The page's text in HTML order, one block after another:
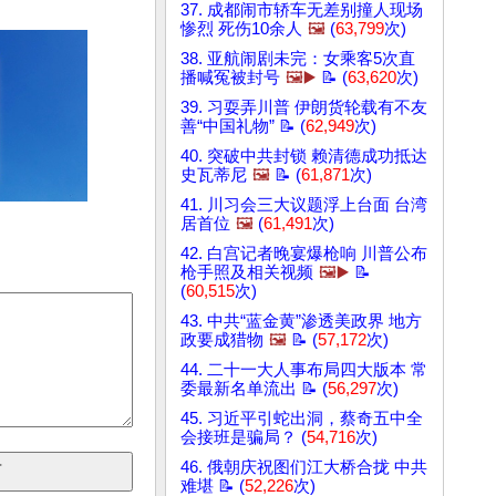
37. 成都闹市轿车无差别撞人现场
惨烈 死伤10余人 🖼️ (63,799次)
38. 亚航闹剧未完：女乘客5次直
播喊冤被封号 🖼️▶️ 📝 (63,620次)
39. 习耍弄川普 伊朗货轮载有不友
善“中国礼物” 📝 (62,949次)
40. 突破中共封锁 赖清德成功抵达
史瓦蒂尼 🖼️ 📝 (61,871次)
41. 川习会三大议题浮上台面 台湾
居首位 🖼️ (61,491次)
42. 白宫记者晚宴爆枪响 川普公布
枪手照及相关视频 🖼️▶️ 📝
(60,515次)
43. 中共“蓝金黄”渗透美政界 地方
政要成猎物 🖼️ 📝 (57,172次)
44. 二十一大人事布局四大版本 常
委最新名单流出 📝 (56,297次)
45. 习近平引蛇出洞，蔡奇五中全
会接班是骗局？ (54,716次)
46. 俄朝庆祝图们江大桥合拢 中共
难堪 📝 (52,226次)